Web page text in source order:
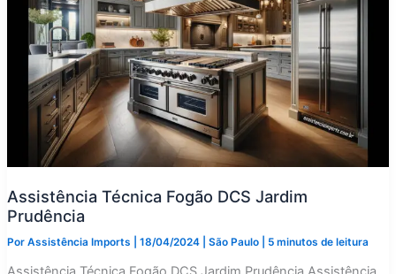
Assistência Técnica Fogão DCS Jardim
Prudência
Por Assistência Imports 18/04/2024 São Paulo| 5 minutos de leitura